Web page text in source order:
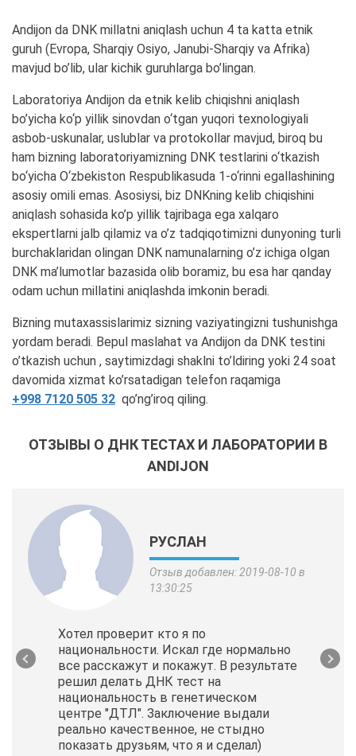
Andijon da DNK millatni aniqlash uchun 4 ta katta etnik
guruh (Evropa, Sharqiy Osiyo, Janubi-Sharqiy va Afrika)
mavjud bo’lib, ular kichik guruhlarga bo’lingan.
Laboratoriya Andijon da etnik kelib chiqishni aniqlash
bo’yicha ko‘p yillik sinovdan o‘tgan yuqori texnologiyali
asbob-uskunalar, uslublar va protokollar mavjud, biroq bu
ham bizning laboratoriyamizning DNK testlarini o‘tkazish
bo‘yicha O‘zbekiston Respublikasuda 1-o‘rinni egallashining
asosiy omili emas. Asosiysi, biz DNKning kelib chiqishini
aniqlash sohasida ko’p yillik tajribaga ega xalqaro
ekspertlarni jalb qilamiz va o’z tadqiqotimizni dunyoning turli
burchaklaridan olingan DNK namunalarning o’z ichiga olgan
DNK ma’lumotlar bazasida olib boramiz, bu esa har qanday
odam uchun millatini aniqlashda imkonin beradi.
Bizning mutaxassislarimiz sizning vaziyatingizni tushunishga
yordam beradi. Bepul maslahat va Andijon da DNK testini
o’tkazish uchun , saytimizdagi shaklni to’ldiring yoki 24 soat
davomida xizmat ko’rsatadigan telefon raqamiga
+998 7120 505 32 qo’ng’iroq qiling.
ОТЗЫВЫ О ДНК ТЕСТАХ И ЛАБОРАТОРИИ В
ANDIJON
РУСЛАН
Отзыв добавлен: 2019-08-10 в
13:30:25
Хотел проверит кто я по
национальности. Искал где нормально
все расскажут и покажут. В результате
решил делать ДНК тест на
национальность в генетическом
центре "ДТЛ". Заключение выдали
реально качественное, не стыдно
показать друзьям, что я и сделал)